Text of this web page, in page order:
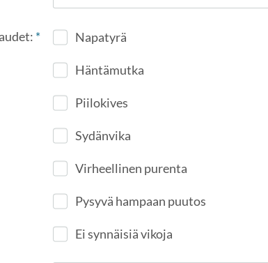
* Napatyrä
Häntämutka
Piilokives
Sydänvika
Virheellinen purenta
Pysyvä hampaan puutos
Ei synnäisiä vikoja